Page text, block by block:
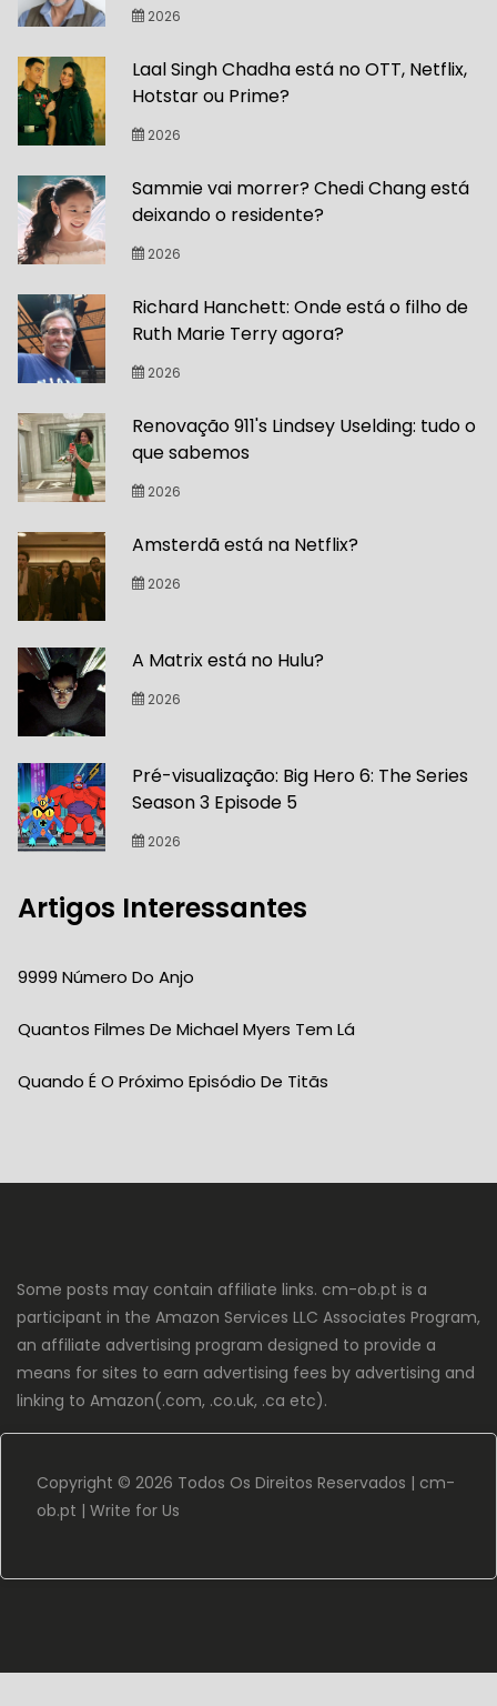
2026
Laal Singh Chadha está no OTT, Netflix,
Hotstar ou Prime?
2026
Sammie vai morrer? Chedi Chang está
deixando o residente?
2026
Richard Hanchett: Onde está o filho de
Ruth Marie Terry agora?
2026
Renovação 911's Lindsey Uselding: tudo o
que sabemos
2026
Amsterdã está na Netflix?
2026
A Matrix está no Hulu?
2026
Pré-visualização: Big Hero 6: The Series
Season 3 Episode 5
2026
Artigos Interessantes
9999 Número Do Anjo
Quantos Filmes De Michael Myers Tem Lá
Quando É O Próximo Episódio De Titãs
Some posts may contain affiliate links. cm-ob.pt is a
participant in the Amazon Services LLC Associates Program,
an affiliate advertising program designed to provide a
means for sites to earn advertising fees by advertising and
linking to Amazon(.com, .co.uk, .ca etc).
Copyright © 2026 Todos Os Direitos Reservados | cm-
ob.pt | Write for Us